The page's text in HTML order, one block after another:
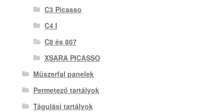
C3 Picasso
C4 I
C8 és 807
XSARA PICASSO
Műszerfal panelek
Permetező tartályok
Tágulási tartályok